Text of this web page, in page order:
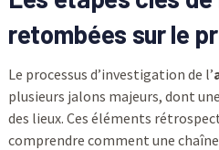
retombées sur le
Le processus d’investigation de l’
plusieurs jalons majeurs, dont
des lieux. Ces éléments
comprendre comment une